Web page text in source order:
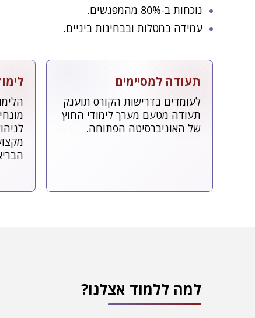
נוכחות ב-80% מהמפגשים.
עמידה במטלות ובבחינות ביניים.
תעודה למסיימים
לעומדים בדרישות הקורס תוענק
תעודה מטעם מערך לימודי החוץ
של האוניברסיטה הפתוחה.
למה ללמוד אצלנו?